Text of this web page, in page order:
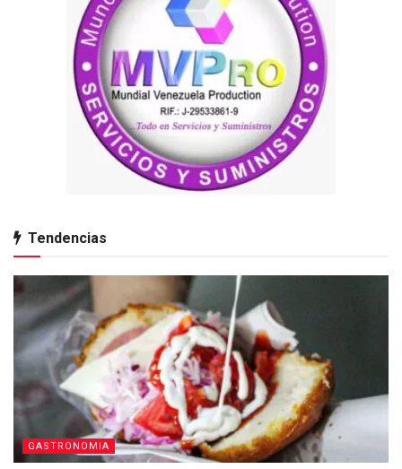
Tendencias
GASTRONOMIA